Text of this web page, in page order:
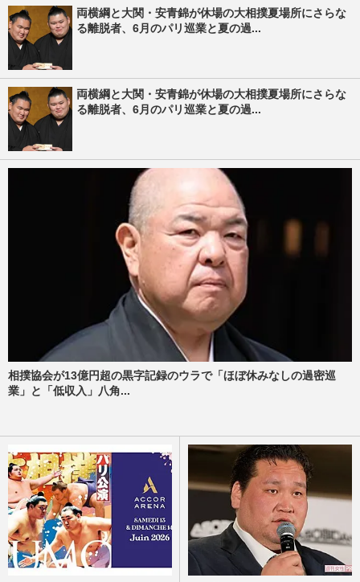
両横綱と大関・安青錦が休場の大相撲夏場所にさらな
る離脱者、6月のパリ巡業と夏の過...
両横綱と大関・安青錦が休場の大相撲夏場所にさらな
る離脱者、6月のパリ巡業と夏の過...
相撲協会が13億円超の黒字記録のウラで「ほぼ休みなしの過密巡
業」と「低収入」八角...